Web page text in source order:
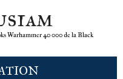
Warhammer 40 000 de la Black